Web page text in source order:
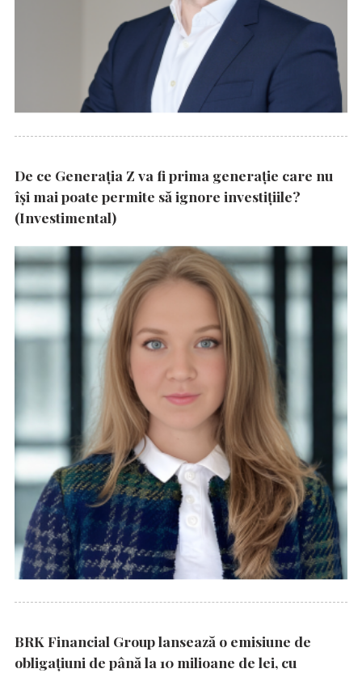
De ce Generația Z va fi prima generație care nu
își mai poate permite să ignore investițiile?
(Investimental)
BRK Financial Group lansează o emisiune de
obligațiuni de până la 10 milioane de lei, cu